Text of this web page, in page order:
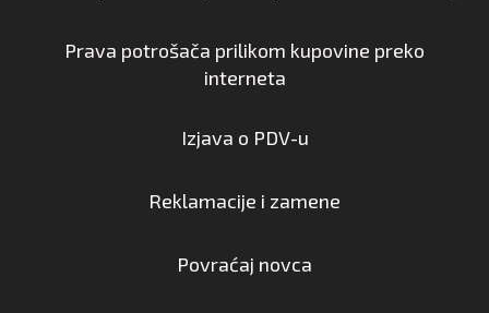
Prava potrošača prilikom kupovine preko
interneta
Izjava o PDV-u
Reklamacije i zamene
Povraćaj novca